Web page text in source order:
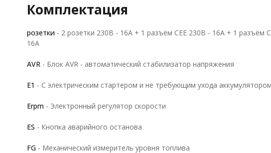
Комплектация
розетки- 2 розетки 230В - 16A + 1 разъём СЕЕ 230В - 16A + 1 разъём
16A
AVR- Блок AVR - автоматический стабилизатор напряжения
E1 - С электрическим стартером и не требующим ухода аккумулятором
Erpm- Электронный регулятор скорости
ES - Кнопка аварийного останова
FG- Механический измеритель уровня топлива